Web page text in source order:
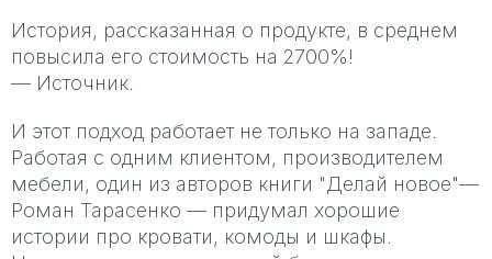
История, рассказанная о продукте, в среднем
повысила его стоимость на 2700%!
— Источник.
И этот подход работает не только на западе.
Работая с одним клиентом, производителем
мебели, один из авторов книги "Делай новое"—
Роман Тарасенко — придумал хорошие
истории про кровати, комоды и шкафы.